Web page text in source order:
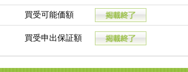
買受可能価額
買受申出保証額